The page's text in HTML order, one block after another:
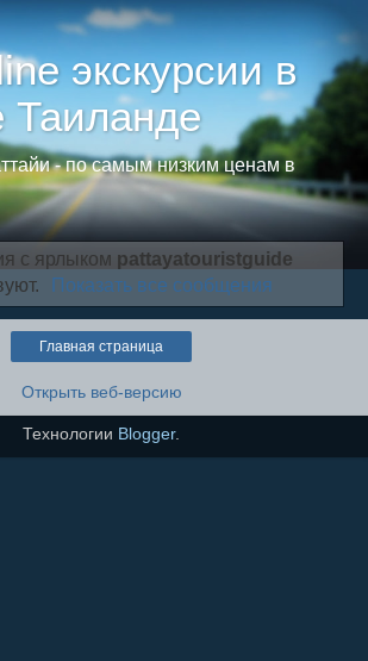
экскурсии в
Таиланде
- по самым низким ценам в
с ярлыком pattayatouristguide
Показать все сообщения
Главная страница
Открыть веб-версию
Технологии Blogger.